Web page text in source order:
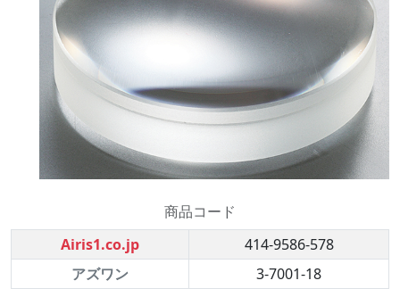
商品コード
Airis1.co.jp
414-9586-578
アズワン
3-7001-18